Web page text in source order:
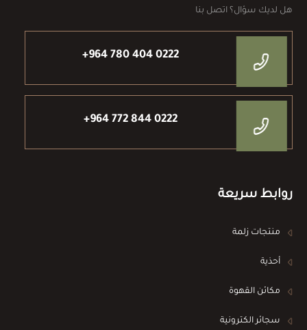
هل لديك سؤال؟ اتصل بنا
+964 780 404 0222
+964 772 844 0222
روابط سريعة
منتجات زلمة
أحذية
مكائن القهوة
سجائر الكترونية